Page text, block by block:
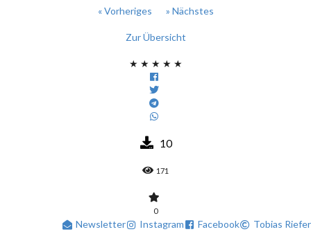
« Vorheriges » Nächstes
Zur Übersicht
★ ★ ★ ★ ★
10
171
0
Newsletter Instagram Facebook Tobias Riefer